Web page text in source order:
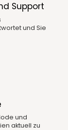
Support
und Sie
und
aktuell zu